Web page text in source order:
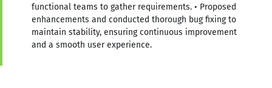
functional teams to gather requirements. • Proposed
enhancements and conducted thorough bug fixing to
maintain stability, ensuring continuous improvement
and a smooth user experience.